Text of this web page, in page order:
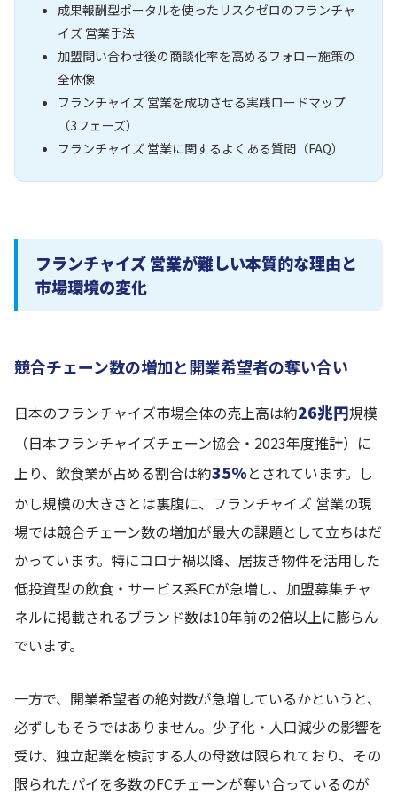
成果報酬型ポータルを使ったリスクゼロのフランチャ
イズ 営業手法
加盟問い合わせ後の商談化率を高めるフォロー施策の
全体像
フランチャイズ 営業を成功させる実践ロードマップ
（3フェーズ）
フランチャイズ 営業に関するよくある質問（FAQ）
フランチャイズ 営業が難しい本質的な理由と
市場環境の変化
競合チェーン数の増加と開業希望者の奪い合い
日本のフランチャイズ市場全体の売上高は約26兆円規模
（日本フランチャイズチェーン協会・2023年度推計）に
上り、飲食業が占める割合は約35%とされています。し
かし規模の大きさとは裏腹に、フランチャイズ 営業の現
場では競合チェーン数の増加が最大の課題として立ちはだ
かっています。特にコロナ禍以降、居抜き物件を活用した
低投資型の飲食・サービス系FCが急増し、加盟募集チャ
ネルに掲載されるブランド数は10年前の2倍以上に膨らん
でいます。
一方で、開業希望者の絶対数が急増しているかというと、
必ずしもそうではありません。少子化・人口減少の影響を
受け、独立起業を検討する人の母数は限られており、その
限られたパイを多数のFCチェーンが奪い合っているのが